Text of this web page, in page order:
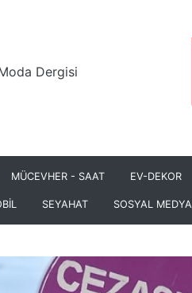
Dergisi
MÜCEVHER - SAAT EV-DEKOR
SEYAHAT SOSYAL MEDYA